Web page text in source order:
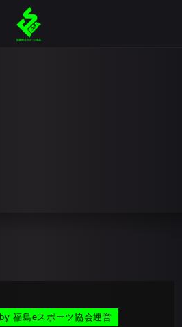
by福島eスポーツ協会運営